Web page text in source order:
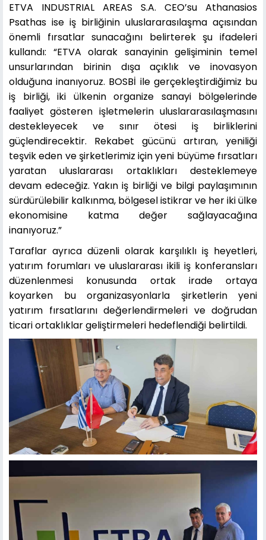
ETVA INDUSTRIAL AREAS S.A. CEO’su Athanasios
Psathas ise iş birliğinin uluslararasılaşma açısından
önemli fırsatlar sunacağını belirterek şu ifadeleri
kullandı: “ETVA olarak sanayinin gelişiminin temel
unsurlarından birinin dışa açıklık ve inovasyon
olduğuna inanıyoruz. BOSBİ ile gerçekleştirdiğimiz bu
iş birliği, iki ülkenin organize sanayi bölgelerinde
faaliyet gösteren işletmelerin uluslararasılaşmasını
destekleyecek ve sınır ötesi iş birliklerini
güçlendirecektir. Rekabet gücünü artıran, yeniliği
teşvik eden ve şirketlerimiz için yeni büyüme fırsatları
yaratan uluslararası ortaklıkları desteklemeye
devam edeceğiz. Yakın iş birliği ve bilgi paylaşımının
sürdürülebilir kalkınma, bölgesel istikrar ve her iki ülke
ekonomisine katma değer sağlayacağına
inanıyoruz.”
Taraflar ayrıca düzenli olarak karşılıklı iş heyetleri,
yatırım forumları ve uluslararası ikili iş konferansları
düzenlenmesi konusunda ortak irade ortaya
koyarken bu organizasyonlarla şirketlerin yeni
yatırım fırsatlarını değerlendirmeleri ve doğrudan
ticari ortaklıklar geliştirmeleri hedeflendiği belirtildi.